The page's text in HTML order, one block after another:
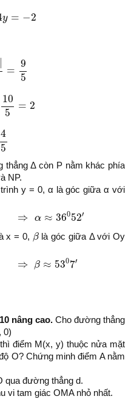
y = −2
|
=
9
5
10
5
= 2
4
5
;Δ
thẳng Δ còn P nằm khác phía
NP.
y = 0, α là góc giữa α với
⇒ α ≈ 36052′
x = 0, β
βlà góc giữa Δ với Oy
⇒ β ≈ 5307′
nâng cao. Cho đường thẳng
0)
điểm M(x, y) thuộc nửa mặt
O? Chứng minh điểm A nằm
qua đường thẳng d.
vi tam giác OMA nhỏ nhất.